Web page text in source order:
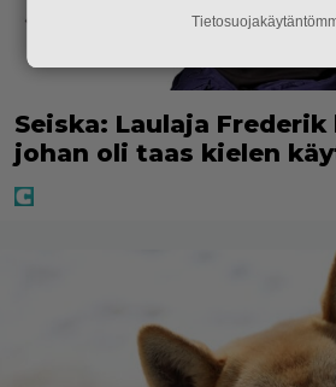
Seiska: Laulaja
johan oli taas kielen